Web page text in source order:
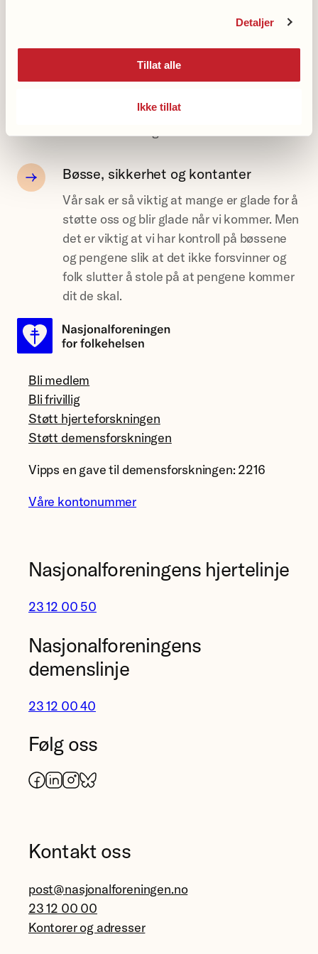
Detaljer
Tillat alle
Ikke tillat
og samfunnsengasjement. Samtidig bidrar
demens og innsamling av midler til
Bøsse, sikkerhet og kontanter
Vår sak er så viktig at mange er glade for å
støtte oss og blir glade når vi kommer. Men
det er viktig at vi har kontroll på bøssene
og pengene slik at det ikke forsvinner og
folk slutter å stole på at pengene kommer
dit de skal.
Bli medlem
Bli frivillig
Støtt hjerteforskningen
Støtt demensforskningen
Vipps en gave til demensforskningen: 2216
Våre kontonummer
Nasjonalforeningens hjertelinje
23 12 00 50
Nasjonalforeningens
demenslinje
23 12 00 40
Følg oss
Facebook
LinkedIn
Instagram
Bluesky
Kontakt oss
post@nasjonalforeningen.no
23 12 00 00
Kontorer og adresser